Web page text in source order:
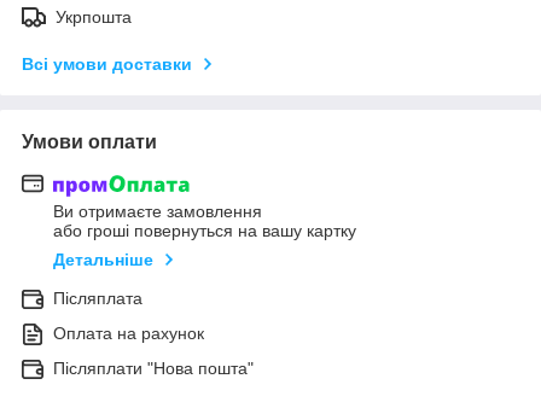
Укрпошта
Всі умови доставки
Умови оплати
Ви отримаєте замовлення
або гроші повернуться на вашу картку
Детальніше
Післяплата
Оплата на рахунок
Післяплати "Нова пошта"